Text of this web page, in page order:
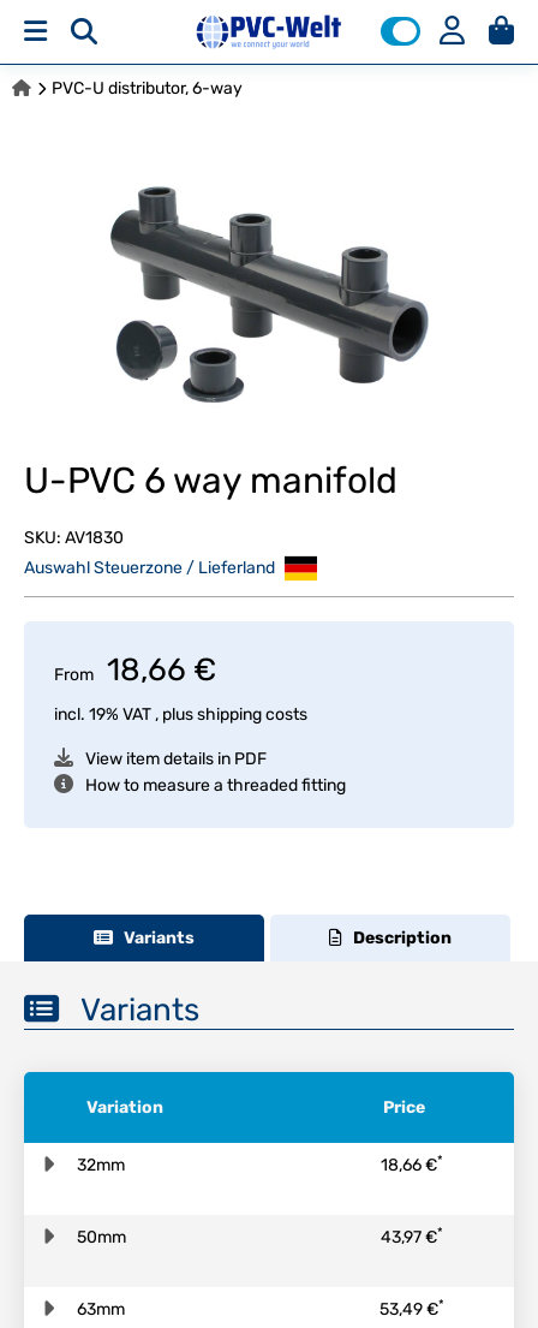
PVC-U distributor, 6-way
U-PVC 6 way manifold
SKU: AV1830
Auswahl Steuerzone / Lieferland
From 18,66 €
incl. 19% VAT , plusshipping costs
View item details in PDF
How to measure a threaded fitting
Variants Description
Variants
Variation Price
32mm 18,66 €*
50mm 43,97 €*
63mm 53,49 €*